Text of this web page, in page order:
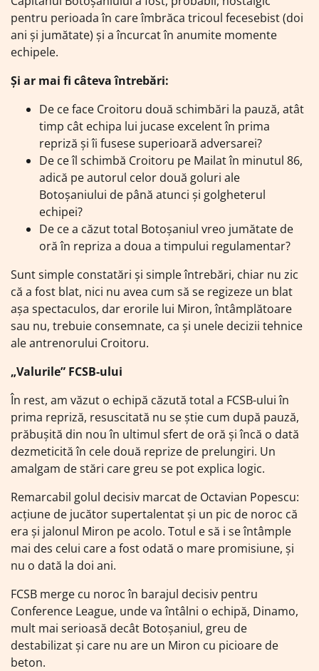
pentru perioada în care îmbrăca tricoul fecesebist (doi
ani și jumătate) și a încurcat în anumite momente
echipele.
Și ar mai fi câteva întrebări:
De ce face Croitoru două schimbări la pauză, atât
timp cât echipa lui jucase excelent în prima
repriză și îi fusese superioară adversarei?
De ce îl schimbă Croitoru pe Mailat în minutul 86,
adică pe autorul celor două goluri ale
Botoșaniului de până atunci și golgheterul
echipei?
De ce a căzut total Botoșaniul vreo jumătate de
oră în repriza a doua a timpului regulamentar?
Sunt simple constatări și simple întrebări, chiar nu zic
că a fost blat, nici nu avea cum să se regizeze un blat
așa spectaculos, dar erorile lui Miron, întâmplătoare
sau nu, trebuie consemnate, ca și unele decizii tehnice
ale antrenorului Croitoru.
„Valurile” FCSB-ului
În rest, am văzut o echipă căzută total a FCSB-ului în
prima repriză, resuscitată nu se știe cum după pauză,
prăbușită din nou în ultimul sfert de oră și încă o dată
dezmeticită în cele două reprize de prelungiri. Un
amalgam de stări care greu se pot explica logic.
Remarcabil golul decisiv marcat de Octavian Popescu:
acțiune de jucător supertalentat și un pic de noroc că
era și jalonul Miron pe acolo. Totul e să i se întâmple
mai des celui care a fost odată o mare promisiune, și
nu o dată la doi ani.
FCSB merge cu noroc în barajul decisiv pentru
Conference League, unde va întâlni o echipă, Dinamo,
mult mai serioasă decât Botoșaniul, greu de
destabilizat și care nu are un Miron cu picioare de
beton.